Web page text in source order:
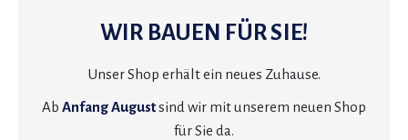
WIR BAUEN FÜR SIE!
Unser Shop erhält ein neues Zuhause.
Ab Anfang Augustsind wir mit unserem neuen Shop
für Sie da.